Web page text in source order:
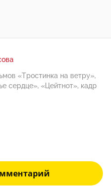
«Тростинка на ветру»,
сердце», «Цейтнот», кадр